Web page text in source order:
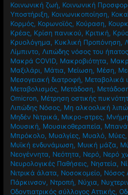
Κοινωνική ζωή, Κοινωνική
Υποστήριξη, Κοινωνικοποίηση,
Κορμός, Κορωνοϊός, Κούραση,
Κρέας, Κρίση πανικού, Κριτική,
Κρυολόγημα, Κυκλική Προπόνηση,
Λίμπιντο, Λιπώδης νόσος του ήπατος
Μακρά COVID, Μακροβιότητα,
Μαξιλάρι, Μάτια, Μείωση, Μέση,
Μεσογειακή διατροφή, Μεταβολικά
Μεταβολισμός, Μετάδοση,
Omicron, Μέτρηση οστικής
Λιπώδης Νόσος, Μη αλκοολική
Μηδέν Νιτρικά, Μικρο-στρες, Μνήμη
Μουσική, Μουσικοθεραπεία,
Μπρόκολο, Μυαλγίες, Μυαλό, Μύες,
Μυϊκή ενδυνάμωση, Μυική μάζα,
Νεογέννητα, Νεότητα, Νερό, Νερό
Νευρολογικές Παθήσεις, Νηστεία,
Νιτρικά άλατα, Νοσοκομείο, Νόσος
Πάρκινσον, Ντροπή, Νύχια,
Οδοντιατρικός σύλλογος Αττικής,